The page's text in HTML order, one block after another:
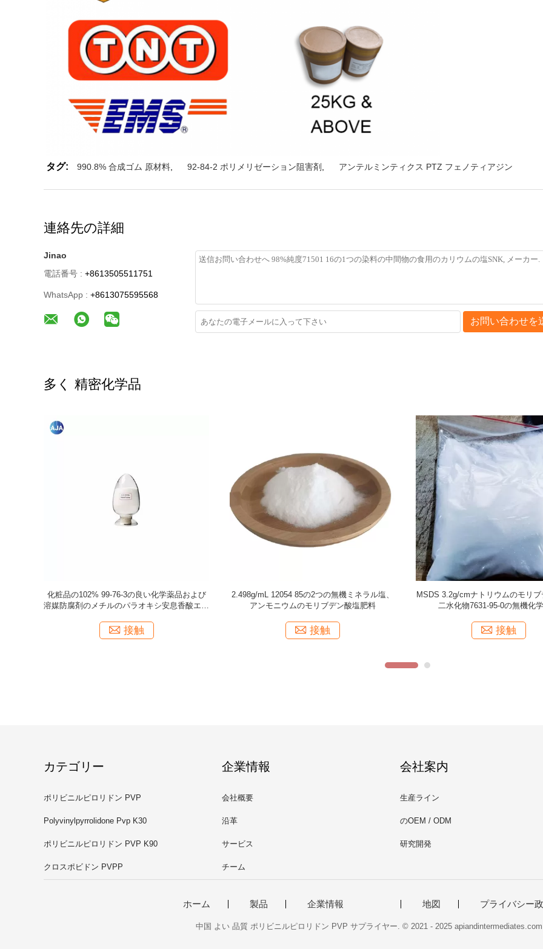
タグ: 990.8% 合成ゴム 原材料 92-84-2 ポリメリゼーション阻害剤 アンテルミンティクス PTZ フェノティアジン
連絡先の詳細
Jinao
電話番号 : +8613505511751
WhatsApp : +8613075595568
お問い合わせを
多く 精密化学品
AJA 39236-46-9 Imidazolidinylの尿素プロダク
ト、化粧品のための水溶性の防腐剤
接触
99.5%肥料インクのための7631-95-0の良い化
学薬品そして溶媒ナトリウムのモリブデン酸塩
接触
9.5PHナトリウムのButylparaben
ブチル4のHydroxybenzoateの吸
接触
カテゴリー
ポリビニルピロリドン PVP
Polyvinylpyrrolidone Pvp K30
ポリビニルピロリドン PVP K90
クロスポビドン PVPP
企業情報
会社概要
沿革
サービス
チーム
会社案内
生産ライン
のOEM / ODM
研究開発
ホーム 製品 企業情報 地図 プライバシー
中国 よい 品質 ポリビニルピロリドン PVP サプライヤー. © 2021 - 2025